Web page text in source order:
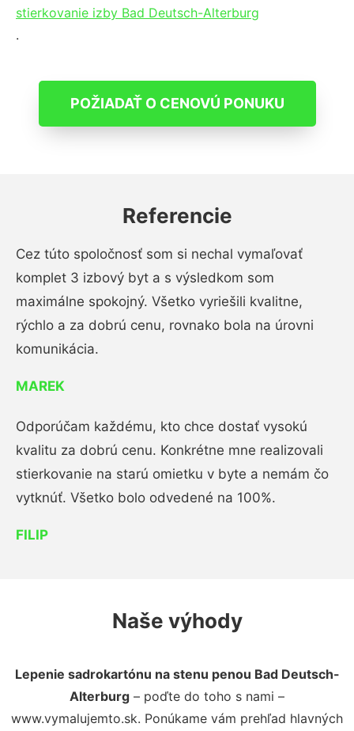
stierkovanie izby Bad Deutsch-Alterburg
.
POŽIADAŤ O CENOVÚ PONUKU
Referencie
Cez túto spoločnosť som si nechal vymaľovať
komplet 3 izbový byt a s výsledkom som
maximálne spokojný. Všetko vyriešili kvalitne,
rýchlo a za dobrú cenu, rovnako bola na úrovni
komunikácia.
MAREK
Odporúčam každému, kto chce dostať vysokú
kvalitu za dobrú cenu. Konkrétne mne realizovali
stierkovanie na starú omietku v byte a nemám čo
vytknúť. Všetko bolo odvedené na 100%.
FILIP
Naše výhody
Lepenie sadrokartónu na stenu penou Bad Deutsch-
Alterburg – poďte do toho s nami –
www.vymalujemto.sk. Ponúkame vám prehľad hlavných